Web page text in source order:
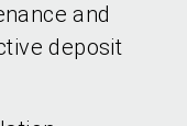
and
deposit